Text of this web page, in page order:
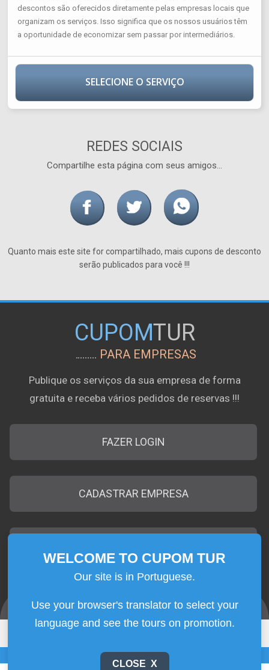
SEJA BEM-VINDO
Aqui noCUPOM TURo desconto é oferecido pela
própria empresa que realiza o passeio, sem passar
descontos são oferecidos diretamente pelas empresas locais que
organizam os serviços. Isso significa que os nossos usuários têm
a oportunidade de economizar sem passar por intermediários.
SELECIONE O SERVIÇO
REDES SOCIAIS
Compartilhe esta página com seus amigos...
Quanto mais este site for compartilhado, mais cupons de desconto
serão publicados para você !!!
CUPOMTUR
PARA EMPRESAS
Publique os serviços da sua empresa de forma
gratuita e receba vários pedidos de reservas !!!
FAZER LOGIN
CADASTRAR EMPRESA
Contato |Quem Somos|Termos de Uso
WELCOME TO CUPOM TUR
Use your browser's translator to select your
CLOSE X